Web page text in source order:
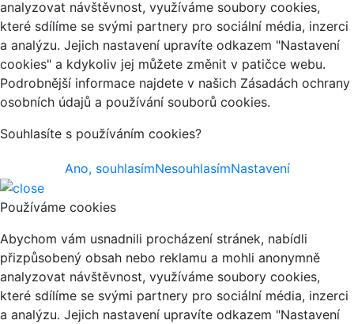
analyzovat návštěvnost, využíváme soubory cookies,
které sdílíme se svými partnery pro sociální média, inzerci
a analýzu. Jejich nastavení upravíte odkazem "Nastavení
cookies" a kdykoliv jej můžete změnit v patičce webu.
Podrobnější informace najdete v našich Zásadách ochrany
osobních údajů a používání souborů cookies.
Souhlasíte s používáním cookies?
Ano, souhlasímNesouhlasímNastavení
Používáme cookies
Abychom vám usnadnili procházení stránek, nabídli
přizpůsobený obsah nebo reklamu a mohli anonymně
analyzovat návštěvnost, využíváme soubory cookies,
které sdílíme se svými partnery pro sociální média, inzerci
a analýzu. Jejich nastavení upravíte odkazem "Nastavení